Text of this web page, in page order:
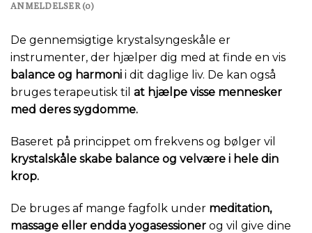
ANMELDELSER (0)
De gennemsigtige krystalsyngeskåle er
instrumenter, der hjælper dig med at finde en vis
balance og harmoni i dit daglige liv. De kan også
bruges terapeutisk til at hjælpe visse mennesker
med deres sygdomme.
Baseret på princippet om frekvens og bølger vil
krystalskåle skabe balance og velvære i hele din
krop.
De bruges af mange fagfolk under meditation,
massage eller endda yogasessioner og vil give dine